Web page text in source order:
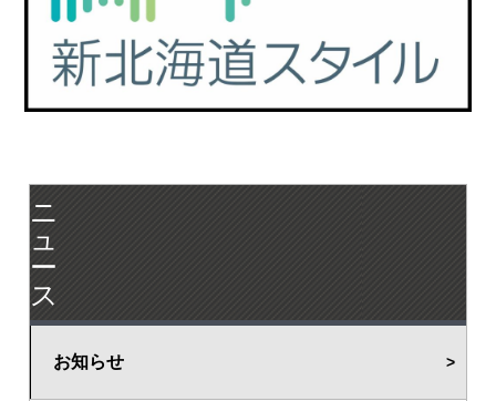
ニ
ュ
ー
ス
お知らせ